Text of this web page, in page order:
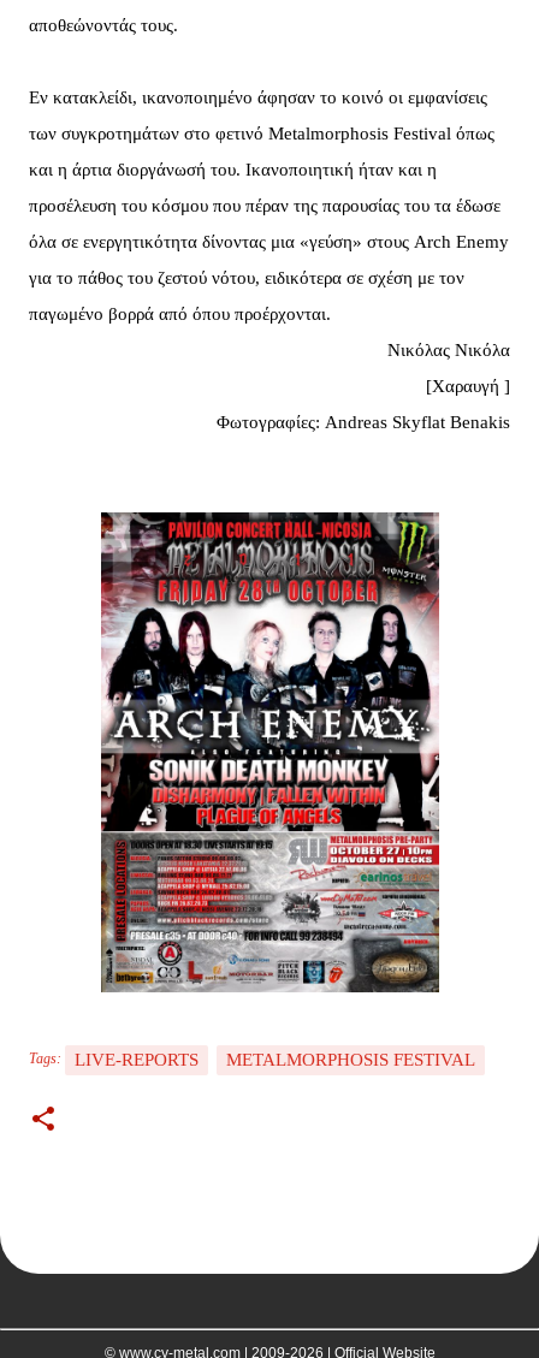
αποθεώνοντάς τους.
Εν κατακλείδι, ικανοποιημένο άφησαν το κοινό οι εμφανίσεις
των συγκροτημάτων στο φετινό Metalmorphosis Festival όπως
και η άρτια διοργάνωσή του. Ικανοποιητική ήταν και η
προσέλευση του κόσμου που πέραν της παρουσίας του τα έδωσε
όλα σε ενεργητικότητα δίνοντας μια «γεύση» στους Arch Enemy
για το πάθος του ζεστού νότου, ειδικότερα σε σχέση με τον
παγωμένο βορρά από όπου προέρχονται.
Νικόλας Νικόλα
[Χαραυγή ]
Φωτογραφίες: Andreas Skyflat Benakis
Tags: LIVE-REPORTS METALMORPHOSIS FESTIVAL
© www.cy-metal.com | 2009-2026 | Official Website